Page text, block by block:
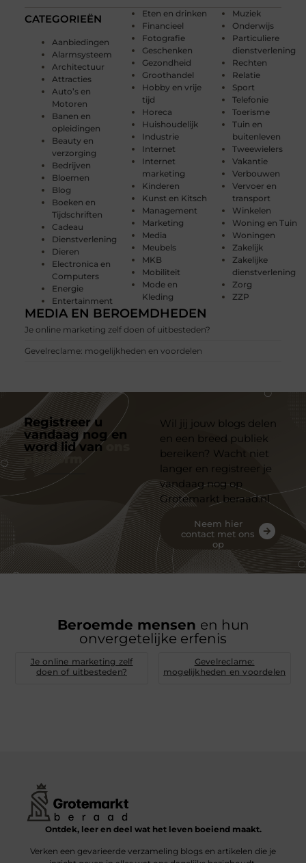
CATEGORIEËN
Aanbiedingen
Alarmsysteem
Architectuur
Attracties
Auto’s en
Motoren
Banen en
opleidingen
Beauty en
verzorging
Bedrijven
Bloemen
Blog
Boeken en
Tijdschriften
Cadeau
Dienstverlening
Dieren
Electronica en
Computers
Energie
Entertainment
Eten en drinken
Financieel
Fotografie
Geschenken
Gezondheid
Groothandel
Hobby en vrije
tijd
Horeca
Huishoudelijk
Industrie
Internet
Internet
marketing
Kinderen
Kunst en Kitsch
Management
Marketing
Media
Meubels
MKB
Mobiliteit
Mode en
Kleding
Muziek
Onderwijs
Particuliere
dienstverlening
Rechten
Relatie
Sport
Telefonie
Toerisme
Tuin en
buitenleven
Tweewielers
Vakantie
Verbouwen
Vervoer en
transport
Winkelen
Woning en Tuin
Woningen
Zakelijk
Zakelijke
dienstverlening
Zorg
ZZP
MEDIA EN BEROEMDHEDEN
Je online marketing zelf doen of uitbesteden?
Gevelreclame: mogelijkheden en voordelen
Registreer u
vandaag nog en
word lid van
platform
Wil jij jouw blogs delen
en een breed publiek
bereiken? Wacht niet
langer en registreer je
vandaag nog op
Grotemarkt beraad.nl
Neem hier
contact met ons
op
Beroemde mensen en hun
onvergetelijke erfenis
Je online marketing zelf
doen of uitbesteden?
Gevelreclame:
mogelijkheden en voordelen
Ontdek, leer en deel wat het leven boeiend maakt.
Verken een gevarieerde verzameling blogs en artikelen die je